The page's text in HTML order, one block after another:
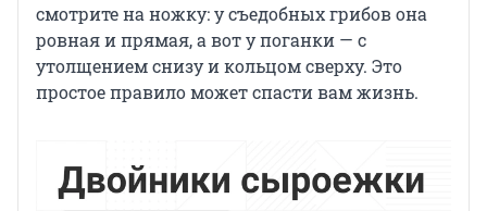
смотрите на ножку: у съедобных грибов она
ровная и прямая, а вот у поганки — с
утолщением снизу и кольцом сверху. Это
простое правило может спасти вам жизнь.